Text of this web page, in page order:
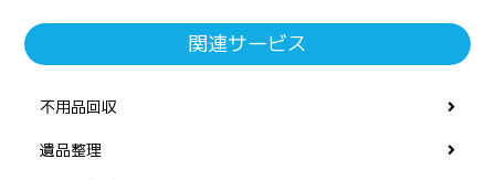
関連サービス
不用品回収
遺品整理